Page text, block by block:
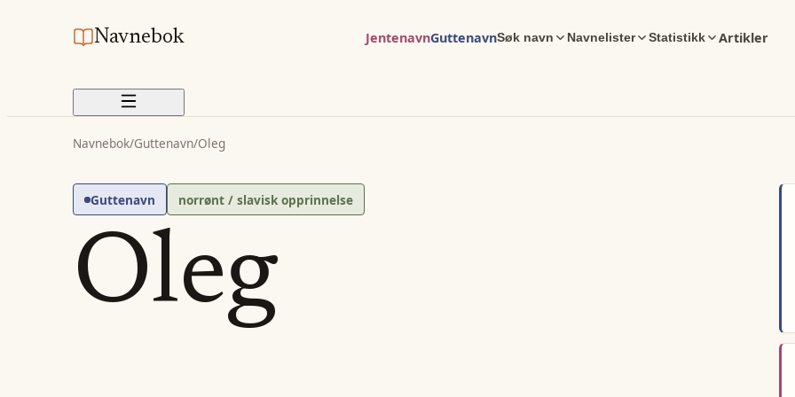
Navnebok JentenavnGuttenavnSøk navn Navnelister Statistikk Artikler
Navnebok/Guttenavn/Oleg
Guttenavn norrønt / slavisk opprinnelse
Oleg